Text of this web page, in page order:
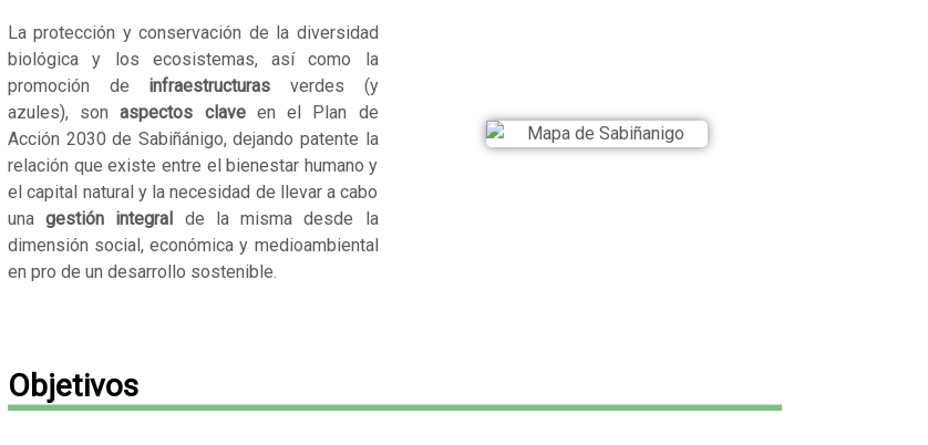
La protección y conservación de la diversidad
biológica y los ecosistemas, así como la
promoción de infraestructuras verdes (y
azules), sonaspectos claveen el Plan de
Acción 2030 de Sabiñánigo, dejando patente la
relación que existe entre el bienestar humano y
el capital natural y la necesidad de llevar a cabo
una gestión integral
de la misma desde la
dimensión social, económica y medioambiental
en pro de un desarrollo sostenible.
Objetivos